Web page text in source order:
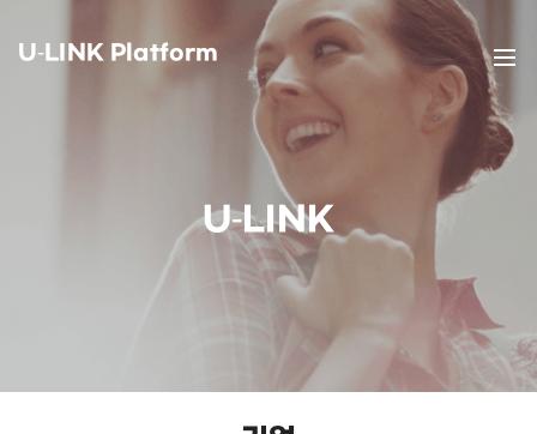
U-LINK Platform
U-LINK